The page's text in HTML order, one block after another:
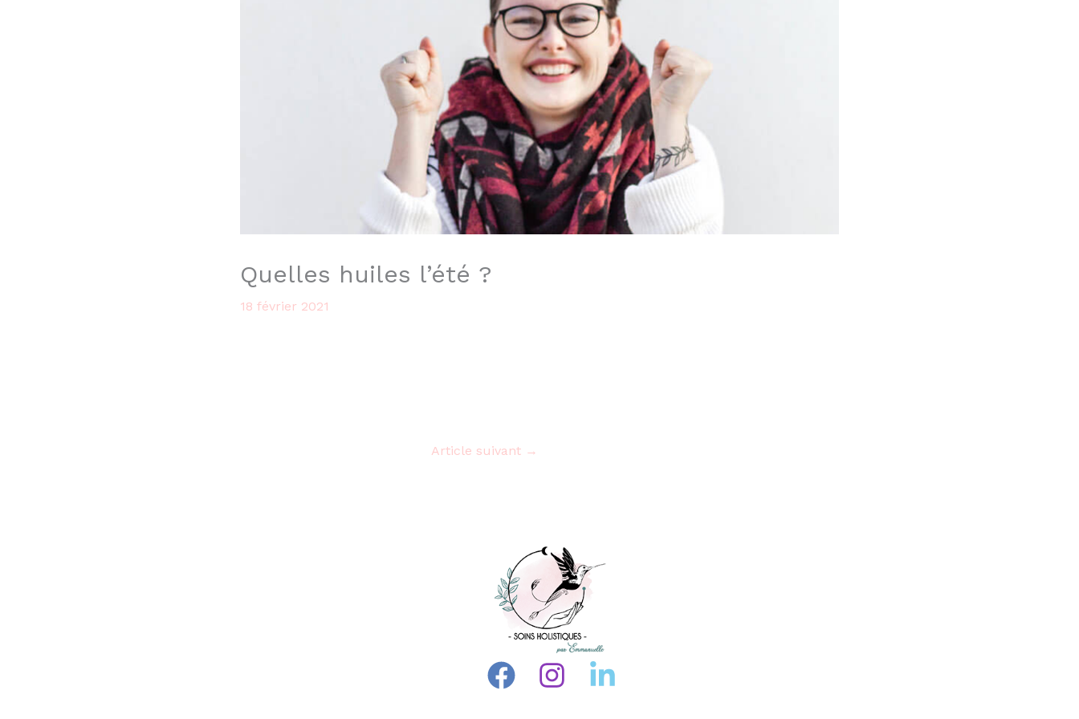
Quelles huiles l’été ?
18 février 2021
Article suivant →